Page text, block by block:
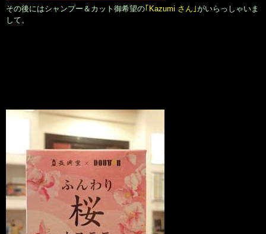
その後にはシャンプー＆カット御希望の｢Kazumi さん｣がいらっしゃいま
して。